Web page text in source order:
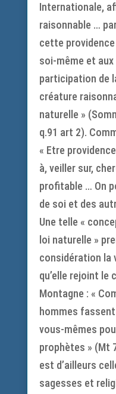
Internationale,
raisonnable …
cette
soi-même et
participation de
créature
naturelle »
q.91 art 2).
« Etre
à, veiller sur,
profitable … On
de soi et des
Une telle «
loi naturelle »
considération la
qu’elle rejoint le
Montagne : «
hommes
vous-mêmes
prophètes » (Mt
est d’ailleurs
sagesses et